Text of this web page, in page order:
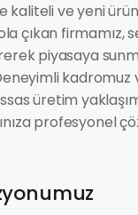
kaliteli ve yeni
çıkan firmamız,
piyasaya
kadromuz
üretim
profesyonel